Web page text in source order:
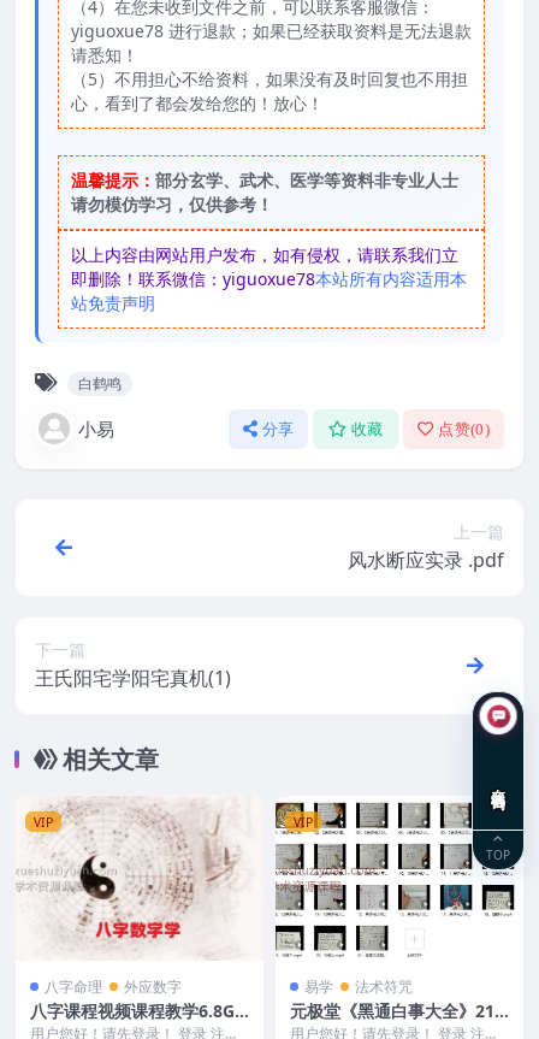
（4）在您未收到文件之前，可以联系客服微信：
yiguoxue78 进行退款；如果已经获取资料是无法退款
请悉知！
（5）不用担心不给资料，如果没有及时回复也不用担
心，看到了都会发给您的！放心！
温馨提示： 部分玄学、武术、医学等资料非专业人士
请勿模仿学习，仅供参考！
以上内容由网站用户发布，如有侵权，请联系我们立
即删除！联系微信：yiguoxue78本站所有内容适用本
站免责声明
白鹤鸣
小易 分享 收藏 点赞(0)
上一篇
风水断应实录 .pdf
下一篇
王氏阳宅学阳宅真机(1)
相关文章
VIP
八字命理 外应数字
八字课程视频课程教学6.8G
多文件
用户您好！请先登录！ 登录 注册
VIP
易学 法术符咒
元极堂《黑通白事大全》21
集Y
用户您好！请先登录！ 登录 注册
TOP